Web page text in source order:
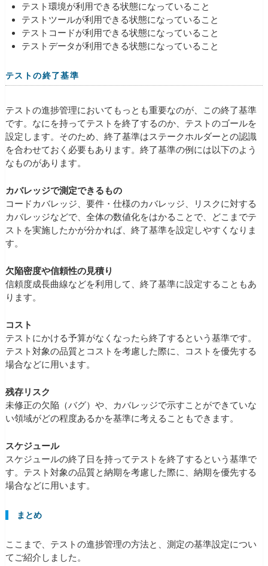
テスト環境が利用できる状態になっていること
テストツールが利用できる状態になっていること
テストコードが利用できる状態になっていること
テストデータが利用できる状態になっていること
テストの終了基準
テストの進捗管理においてもっとも重要なのが、この終了基準
です。なにを持ってテストを終了するのか、テストのゴールを
設定します。そのため、終了基準はステークホルダーとの認識
を合わせておく必要もあります。終了基準の例には以下のよう
なものがあります。
カバレッジで測定できるもの
コードカバレッジ、要件・仕様のカバレッジ、リスクに対する
カバレッジなどで、全体の数値化をはかることで、どこまでテ
ストを実施したかが分かれば、終了基準を設定しやすくなりま
す。
欠陥密度や信頼性の見積り
信頼度成長曲線などを利用して、終了基準に設定することもあ
ります。
コスト
テストにかける予算がなくなったら終了するという基準です。
テスト対象の品質とコストを考慮した際に、コストを優先する
場合などに用います。
残存リスク
未修正の欠陥（バグ）や、カバレッジで示すことができていな
い領域がどの程度あるかを基準に考えることもできます。
スケジュール
スケジュールの終了日を持ってテストを終了するという基準で
す。テスト対象の品質と納期を考慮した際に、納期を優先する
場合などに用います。
まとめ
ここまで、テストの進捗管理の方法と、測定の基準設定につい
てご紹介しました。